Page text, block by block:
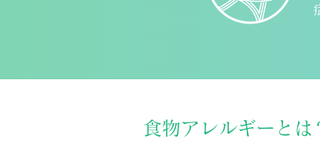
食物アレルギーとは